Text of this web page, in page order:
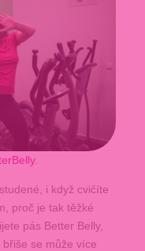
.
i když cvičíte
proč je tak těžké
pás Better Belly,
se může více